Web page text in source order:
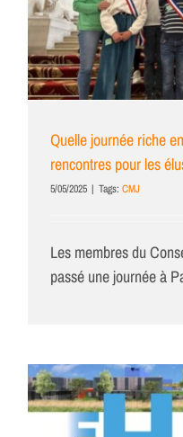
Quelle journée riche
rencontres pour les
5/05/2025 | Tags: CMJ
Les membres du
passé une journée à